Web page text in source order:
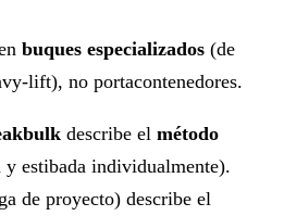
buques especializados (de
lift), no portacontenedores.
describe el método
y estibada individualmente).
de proyecto) describe el